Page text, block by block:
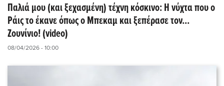
Παλιά μου (και ξεχασμένη) τέχνη κόσκινο: Η νύχτα που ο
Ράις το έκανε όπως ο Μπεκαμ και ξεπέρασε τον...
Ζουνίνιο! (video)
08/04/2026 - 10:00